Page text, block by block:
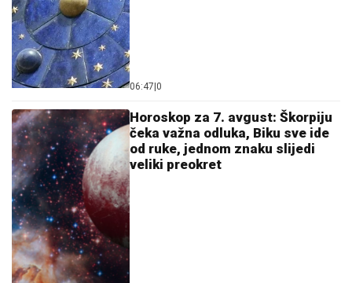
06:47 0
Horoskop za 7. avgust: Škorpiju
čeka važna odluka, Biku sve ide
od ruke, jednom znaku slijedi
veliki preokret